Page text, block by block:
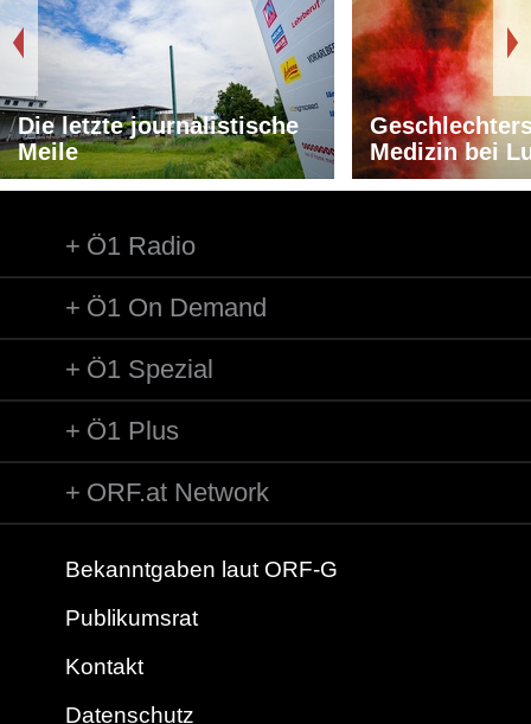
Die letzte journalistische
Meile
Medizin bei
Ö1 Radio
Ö1 On Demand
Ö1 Spezial
Ö1 Plus
ORF.at Network
Bekanntgaben laut ORF-G
Publikumsrat
Kontakt
Datenschutz